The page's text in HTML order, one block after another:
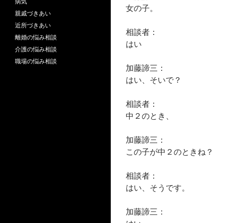
女の子。
相談者：
はい
加藤諦三：
はい、そいで？
相談者：
中２のとき、
加藤諦三：
この子が中２のときね？
相談者：
はい、そうです。
加藤諦三：
親戚づきあい
近所づきあい
離婚の悩み相談
介護の悩み相談
職場の悩み相談